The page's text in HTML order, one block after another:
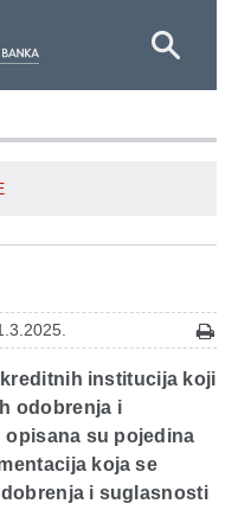
institucija koji
odobrenja i
su pojedina
koja se
i suglasnosti